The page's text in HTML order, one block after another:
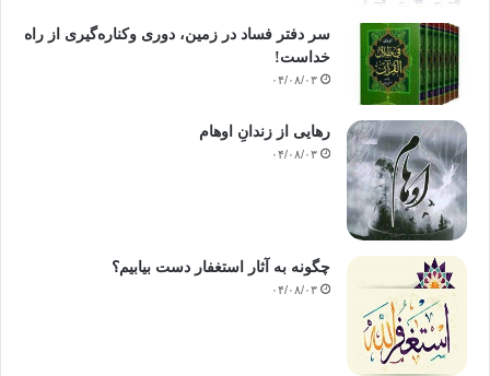
سر دفتر فساد در زمین‌، دوری وکناره‌گیری از راه
خداست‌!
۰۴/۰۸/۰۳
رهایی از زندانِ اوهام
۰۴/۰۸/۰۳
چگونه به آثار استغفار دست بیابیم؟
۰۴/۰۸/۰۳